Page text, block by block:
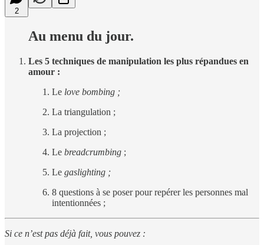
2
Au menu du jour.
Les 5 techniques de manipulation les plus répandues en
amour :
Le love bombing ;
La triangulation ;
La projection ;
Le breadcrumbing ;
Le gaslighting ;
8 questions à se poser pour repérer les personnes mal
intentionnées ;
Si ce n’est pas déjà fait, vous pouvez :